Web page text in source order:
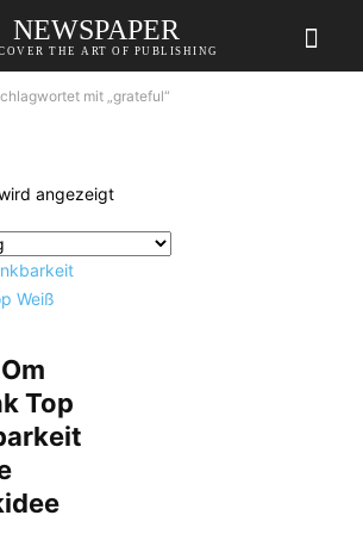
NEWSPAPER
THE ART OF PUBLISHING
mit „grateful“
angezeigt
Top